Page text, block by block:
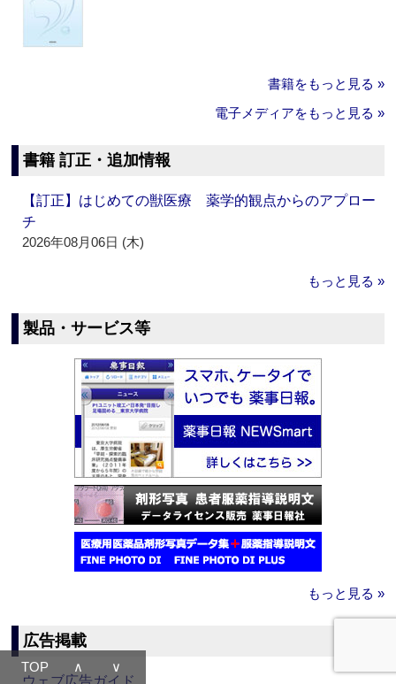
書籍をもっと見る »
電子メディアをもっと見る »
書籍 訂正・追加情報
【訂正】はじめての獣医療 薬学的観点からのアプロー
チ
2026年08月06日 (木)
もっと見る »
製品・サービス等
もっと見る »
広告掲載
TOP ∧ ∨